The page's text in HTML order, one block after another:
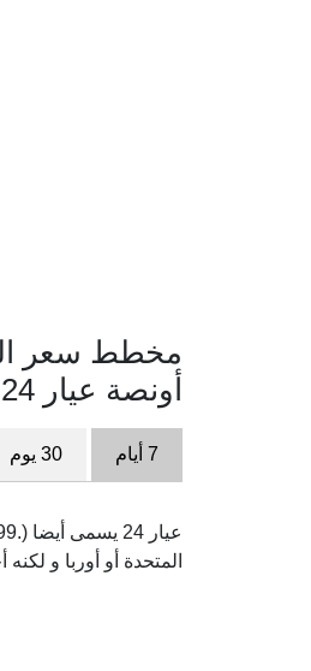
مخطط سعر
أونصة عيار 24 (صورة)
7 أيام 30 يوم
المتحدة أو أوربا و